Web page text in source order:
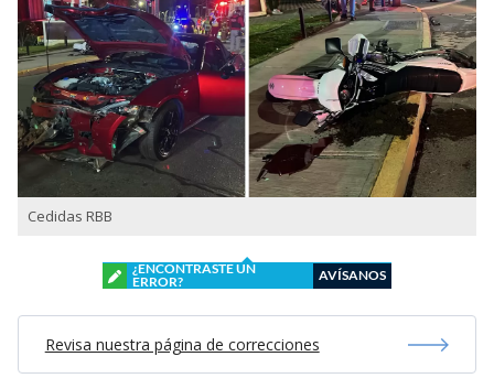
Cedidas RBB
¿ENCONTRASTE UN
ERROR?
AVÍSANOS
Revisa nuestra página de correcciones